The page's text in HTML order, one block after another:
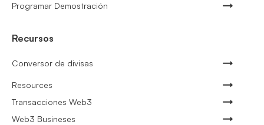
Programar Demostración
Recursos
Conversor de divisas
Resources
Transacciones Web3
Web3 Busineses